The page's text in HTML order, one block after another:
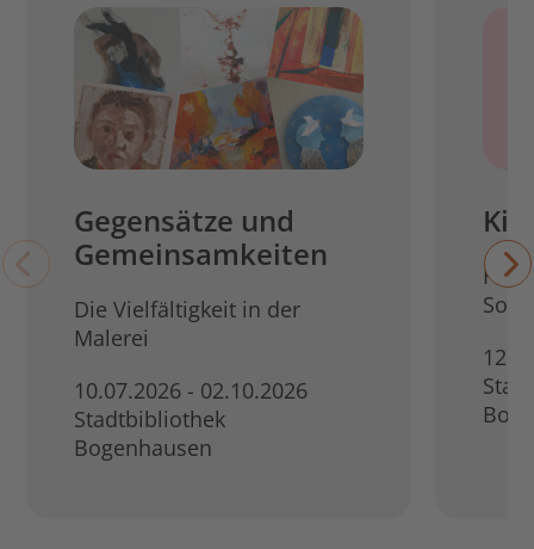
Gegensätze und
Gemeinsamkeiten
Die Vielfältigkeit in der
Malerei
10.07.2026 - 02.10.2026
Stadtbibliothek
Bogenhausen
Film